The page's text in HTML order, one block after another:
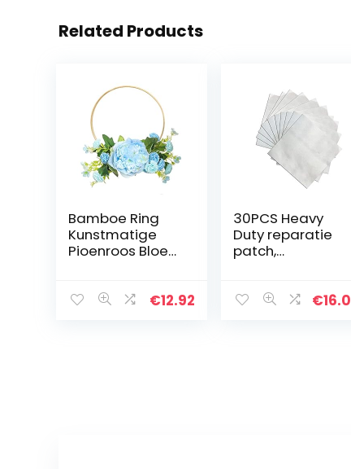
Related Products
Bamboe Ring
Kunstmatige
Pioenroos Bloem
Bloemen
€12.92
30PCS Heavy
Duty reparatie
patch,
voor luchtbed,
€